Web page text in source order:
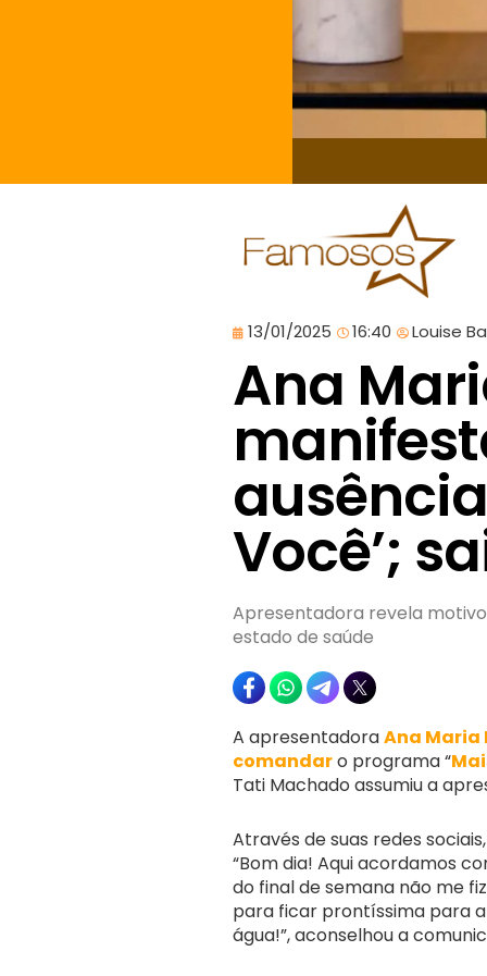
13/01/2025 16:40 Louise
Ana
Você’;
Apresentadora revela
estado de saúde
A apresentadoraAna Maria
comandaro programa “
Tati Machado assumiu a
Através de suas redes
“Bom dia! Aqui acordamos
do final de semana não me
para ficar prontíssima para
água!”, aconselhou a